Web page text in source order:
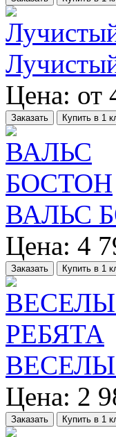
Цена: от
Заказать Купить в 1
ВАЛЬС
Цена: 4
Заказать Купить в 1
Цена: 2
Заказать Купить в 1